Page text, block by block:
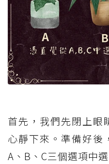
首先，我們先閉上眼
心靜下來。準備好後
A、B、C三個選項中